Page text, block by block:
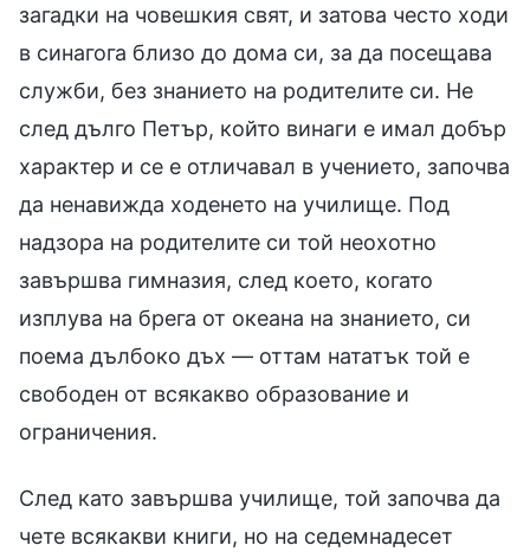
загадки на човешкия свят, и затова често ходи
в синагога близо до дома си, за да посещава
служби, без знанието на родителите си. Не
след дълго Петър, който винаги е имал добър
характер и се е отличавал в учението, започва
да ненавижда ходенето на училище. Под
надзора на родителите си той неохотно
завършва гимназия, след което, когато
изплува на брега от океана на знанието, си
поема дълбоко дъх — оттам нататък той е
свободен от всякакво образование и
ограничения.
След като завършва училище, той започва да
чете всякакви книги, но на седемнадесет